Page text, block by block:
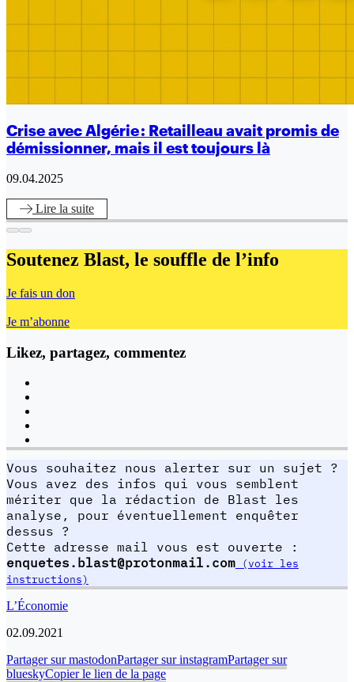
Crise avec Algérie : Retailleau avait promis de
démissionner, mais il est toujours là
09.04.2025
Lire la suite
Soutenez Blast, le souffle de l’info
Je fais un don
Je m’abonne
Likez, partagez, commentez
Vous souhaitez nous alerter sur un sujet ?
Vous avez des infos qui vous semblent
mériter que la rédaction de Blast les
analyse, pour éventuellement enquêter
dessus ?
Cette adresse mail vous est ouverte :
enquetes.blast@protonmail.com (voir les
instructions)
L’Économie
02.09.2021
Partager sur mastodonPartager sur instagramPartager sur
blueskyCopier le lien de la page